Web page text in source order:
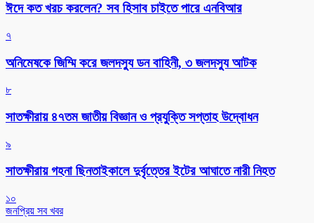
ঈদে কত খরচ করলেন? সব হিসাব চাইতে পারে এনবিআর
৭
অনিমেষকে জিম্মি করে জলদস্যু ডন বাহিনী, ৩ জলদস্যু আটক
৮
সাতক্ষীরায় ৪৭তম জাতীয় বিজ্ঞান ও প্রযুক্তি সপ্তাহ উদ্বোধন
৯
সাতক্ষীরায় গহনা ছিনতাইকালে দুর্বৃত্তের ইটের আঘাতে নারী নিহত
১০
জনপ্রিয় সব খবর